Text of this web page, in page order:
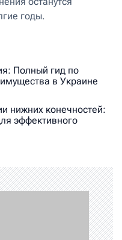
годы.
Полный гид по
в Украине
нижних конечностей:
эффективного